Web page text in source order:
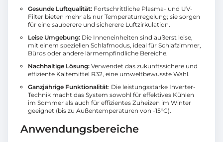
Gesunde Luftqualität: Fortschrittliche Plasma- und UV-
Filter bieten mehr als nur Temperaturregelung; sie sorgen
für eine sauberere und sicherere Luftzirkulation.
Leise Umgebung: Die Inneneinheiten sind äußerst leise,
mit einem speziellen Schlafmodus, ideal für Schlafzimmer,
Büros oder andere lärmempfindliche Bereiche.
Nachhaltige Lösung: Verwendet das zukunftssichere und
effiziente Kältemittel R32, eine umweltbewusste Wahl.
Ganzjährige Funktionalität: Die leistungsstarke Inverter-
Technik macht das System sowohl für effektives Kühlen
im Sommer als auch für effizientes Zuheizen im Winter
geeignet (bis zu Außentemperaturen von -15°C).
Anwendungsbereiche